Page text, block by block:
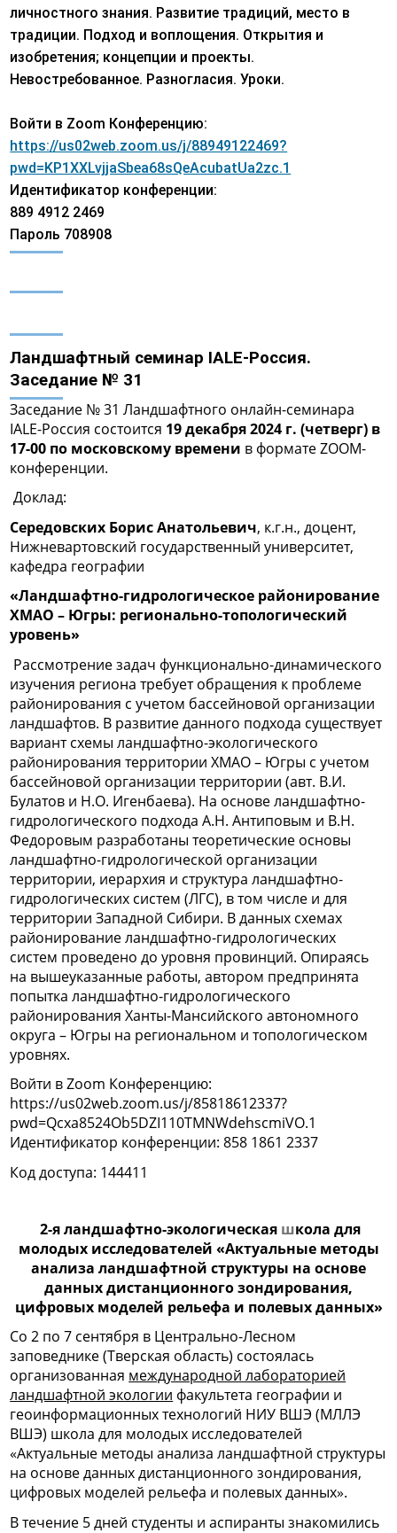
личностного знания. Развитие традиций, место в
традиции. Подход и воплощения. Открытия и
изобретения; концепции и проекты.
Невостребованное. Разногласия. Уроки.
Войти в Zoom Конференцию:
https://us02web.zoom.us/j/88949122469?
pwd=KP1XXLvjjaSbea68sQeAcubatUa2zc.1
Идентификатор конференции:
889 4912 2469
Пароль 708908
Ландшафтный семинар IALE-Россия.
Заседание № 31
Заседание № 31 Ландшафтного онлайн-семинара
IALE-Россия состоится 19 декабря 2024 г. (четверг) в
17-00 по московскому времени в формате ZOOM-
конференции.
Доклад:
Середовских Борис Анатольевич, к.г.н., доцент,
Нижневартовский государственный университет,
кафедра географии
«Ландшафтно-гидрологическое районирование
ХМАО – Югры: регионально-топологический
уровень»
Рассмотрение задач функционально-динамического
изучения региона требует обращения к проблеме
районирования с учетом бассейновой организации
ландшафтов. В развитие данного подхода существует
вариант схемы ландшафтно-экологического
районирования территории ХМАО – Югры с учетом
бассейновой организации территории (авт. В.И.
Булатов и Н.О. Игенбаева). На основе ландшафтно-
гидрологического подхода А.Н. Антиповым и В.Н.
Федоровым разработаны теоретические основы
ландшафтно-гидрологической организации
территории, иерархия и структура ландшафтно-
гидрологических систем (ЛГС), в том числе и для
территории Западной Сибири. В данных схемах
районирование ландшафтно-гидрологических
систем проведено до уровня провинций. Опираясь
на вышеуказанные работы, автором предпринята
попытка ландшафтно-гидрологического
районирования Ханты-Мансийского автономного
округа – Югры на региональном и топологическом
уровнях.
Войти в Zoom Конференцию:
https://us02web.zoom.us/j/85818612337?
pwd=Qcxa8524Ob5DZI110TMNWdehscmiVO.1
Идентификатор конференции: 858 1861 2337
Код доступа: 144411
2-я ландшафтно-экологическая школа для
молодых исследователей «Актуальные методы
анализа ландшафтной структуры на основе
данных дистанционного зондирования,
цифровых моделей рельефа и полевых данных»
Со 2 по 7 сентября в Центрально-Лесном
заповеднике (Тверская область) состоялась
организованная международной лабораторией
ландшафтной экологии факультета географии и
геоинформационных технологий НИУ ВШЭ (МЛЛЭ
ВШЭ) школа для молодых исследователей
«Актуальные методы анализа ландшафтной структуры
на основе данных дистанционного зондирования,
цифровых моделей рельефа и полевых данных».
В течение 5 дней студенты и аспиранты знакомились